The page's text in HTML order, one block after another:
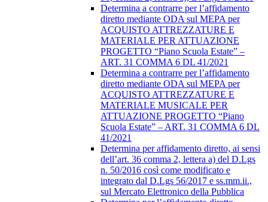
Determina a contrarre per l’affidamento
diretto mediante ODA sul MEPA per
ACQUISTO ATTREZZATURE E
MATERIALE PER ATTUAZIONE
PROGETTO “Piano Scuola Estate” –
ART. 31 COMMA 6 DL 41/2021
Determina a contrarre per l’affidamento
diretto mediante ODA sul MEPA per
ACQUISTO ATTREZZATURE E
MATERIALE MUSICALE PER
ATTUAZIONE PROGETTO “Piano
Scuola Estate” – ART. 31 COMMA 6 DL
41/2021
Determina per affidamento diretto, ai sensi
dell’art. 36 comma 2, lettera a) del D.Lgs
n. 50/2016 così come modificato e
integrato dal D.Lgs 56/2017 e ss.mm.ii.,
sul Mercato Elettronico della Pubblica